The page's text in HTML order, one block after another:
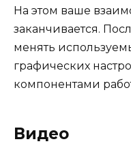
На этом ваше
заканчивается.
менять
графических
компонентами
Видео